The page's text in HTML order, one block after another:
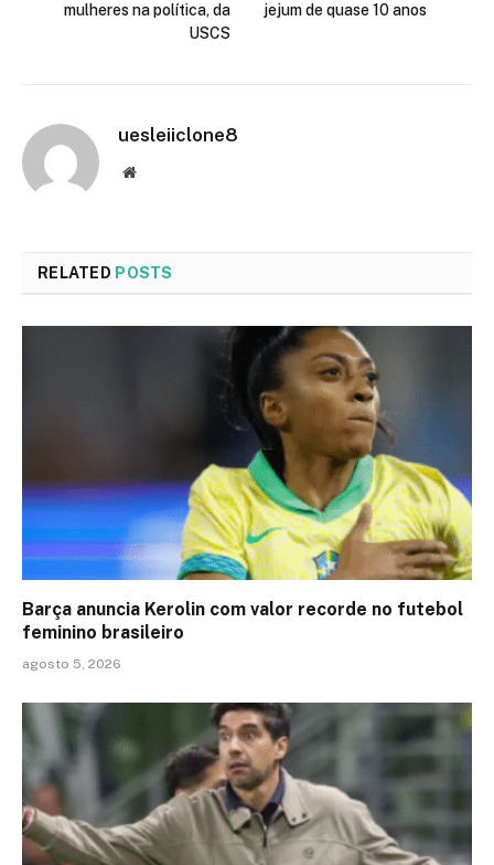
mulheres na política, da
USCS
jejum de quase 10 anos
uesleiiclone8
Website
RELATED POSTS
Barça anuncia Kerolin com valor recorde no futebol
feminino brasileiro
agosto 5, 2026